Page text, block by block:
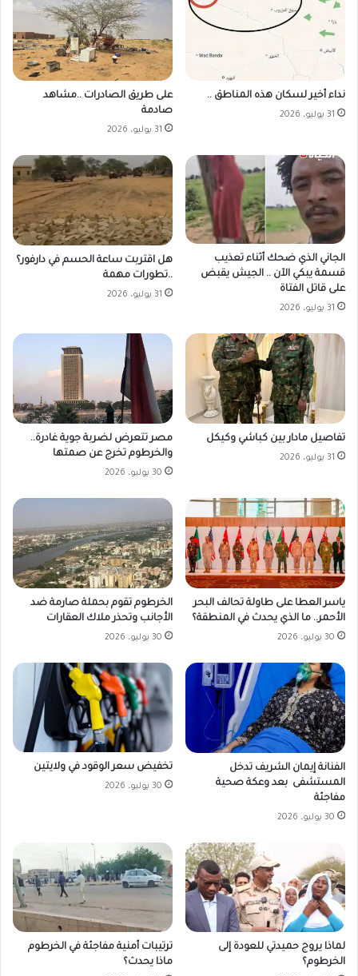
نداء أخير لسكان هذه المناطق ..
31 يوليو، 2026
على طريق الصادرات ..مشاهد
صادمة
31 يوليو، 2026
الجاني الذي ضحك أثناء تعذيب
قسمة يبكي الآن .. الجيش يقبض
على قاتل الفتاة
31 يوليو، 2026
هل اقتربت ساعة الحسم في دارفور؟
..تطورات مهمة
31 يوليو، 2026
تفاصيل مادار بين كباشي وكيكل
31 يوليو، 2026
مصر تتعرض لضربة جوية غادرة..
والخرطوم تخرج عن صمتها
30 يوليو، 2026
ياسر العطا على طاولة تحالف البحر
الأحمر.. ما الذي يحدث في المنطقة؟
30 يوليو، 2026
الخرطوم تقوم بحملة صارمة ضد
الأجانب وتحذر ملاك العقارات
30 يوليو، 2026
الفنانة إيمان الشريف تدخل
المستشفى بعد وعكة صحية
مفاجئة
30 يوليو، 2026
تخفيض سعر الوقود في ولايتين
30 يوليو، 2026
لماذا يروج حميدتي للعودة إلى
الخرطوم؟
ترتيبات أمنية مفاجئة في الخرطوم
ماذا يحدث؟